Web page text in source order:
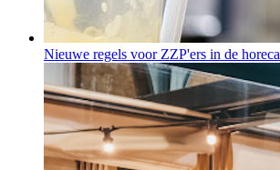
Nieuwe regels voor ZZP'ers in de horeca